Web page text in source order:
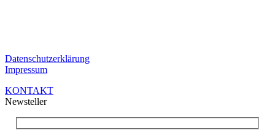
Datenschutzerklärung
Impressum
KONTAKT
Newsteller